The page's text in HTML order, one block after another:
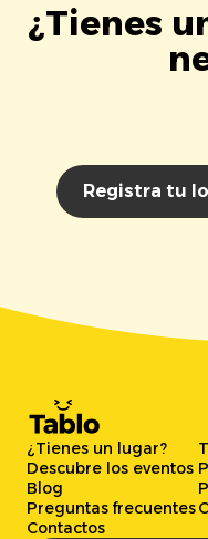
¿Tienes
Registra tu
¿Tienes un lugar?
Descubre los eventos
Blog
Preguntas frecuentes
Contactos